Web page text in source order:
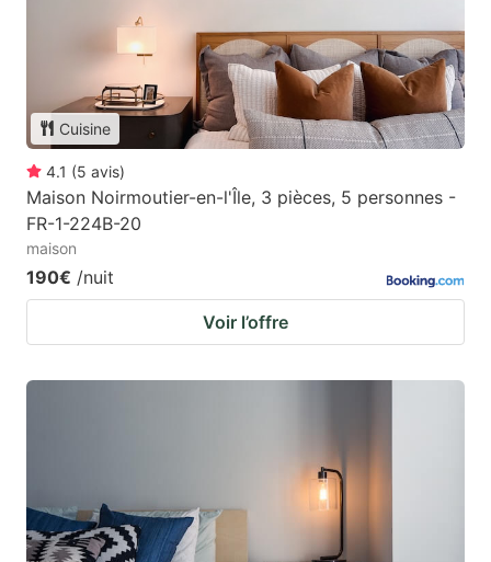
Cuisine
4.1 (5 avis)
Maison Noirmoutier-en-l'Île, 3 pièces, 5 personnes -
FR-1-224B-20
maison
190€ /nuit
Voir l’offre